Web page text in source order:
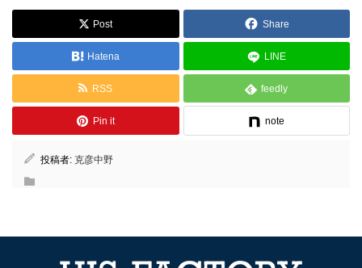
Post Share
Hatena LINE
RSS feedly
Pin it note
投稿者: 克彦中野